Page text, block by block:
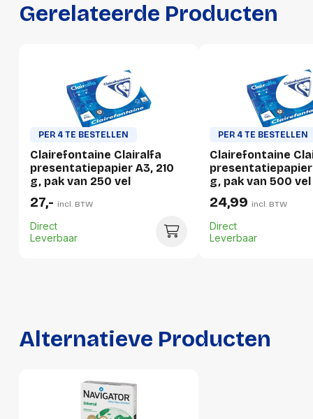
Ecologisch
Ja
Productformaat
Lengte
435 mm
Breedte
320 mm
Hoogte
Gewicht
5330 g
Hoeveelheid:
1 stuk
Gerelateerde Producten
PER 4 TE BESTELLEN
Clairefontaine Clairalfa
presentatiepapier A3, 210
g, pak van 250 vel
27,- incl. BTW
Direct
Leverbaar
PER 4 TE BESTELLEN
Clairefontaine
presentatiepapier
g, pak van 500 vel
24,99 incl. BTW
Direct
Leverbaar
Alternatieve Producten